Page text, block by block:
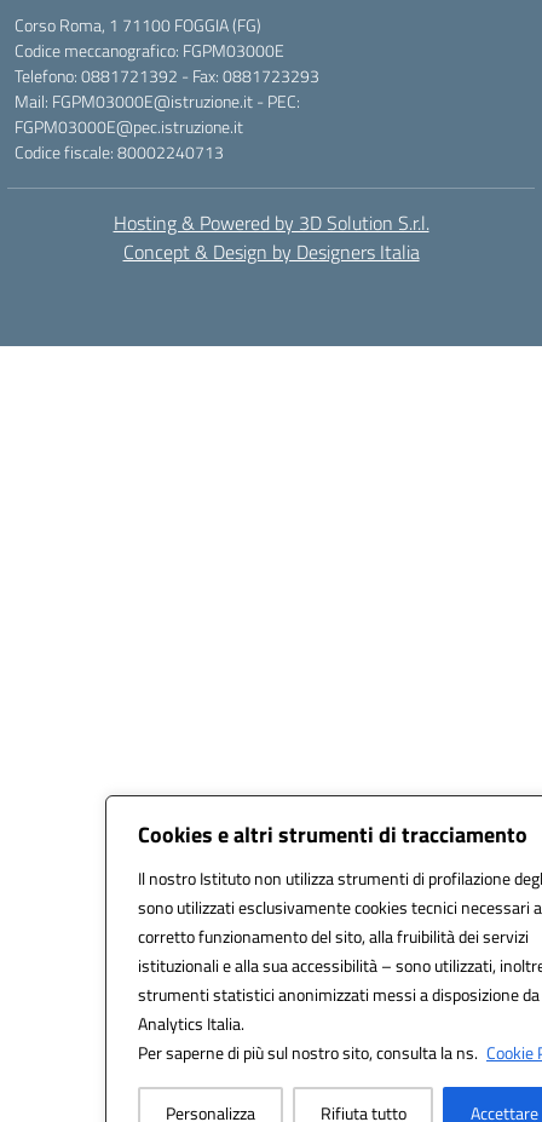
Cookies e altri strumenti di tracciamento
Il nostro Istituto non utilizza strumenti di profilazione
sono utilizzati esclusivamente cookies tecnici necessari
corretto funzionamento del sito, alla fruibilità dei servizi
istituzionali e alla sua accessibilità – sono utilizzati,
strumenti statistici anonimizzati messi a disposizione da
Analytics Italia.
Per saperne di più sul nostro sito, consulta la ns. Cookie
Personalizza Rifiuta tutto
Corso Roma, 1 71100 FOGGIA (FG)
Codice meccanografico: FGPM03000E
Telefono: 0881721392 - Fax: 0881723293
Mail: FGPM03000E@istruzione.it - PEC:
FGPM03000E@pec.istruzione.it
Codice fiscale: 80002240713
Hosting & Powered by 3D Solution S.r.l.
Concept & Design by Designers Italia